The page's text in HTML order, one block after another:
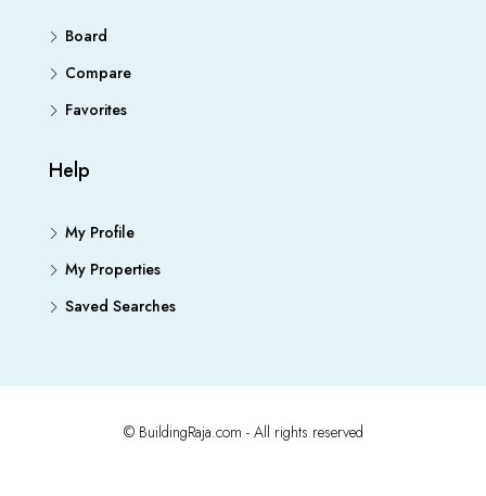
Board
Compare
Favorites
Help
My Profile
My Properties
Saved Searches
© BuildingRaja.com - All rights reserved